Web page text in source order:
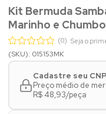
Kit Bermuda
Marinho e
(0) Seja o
(SKU): 015153MK
Cadastre seu
Preço médio de
R$ 48,93/peça